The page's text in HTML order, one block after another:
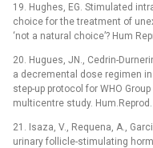
19. Hughes, EG. Stimulated
choice for the treatment of
‘not a natural choice’? Hum
20. Hugues, JN., Cedrin-
a decremental dose regimen
step-up protocol for WHO
multicentre study. Hum.Reprod.
21. Isaza, V., Requena, A.,
urinary follicle-stimulating